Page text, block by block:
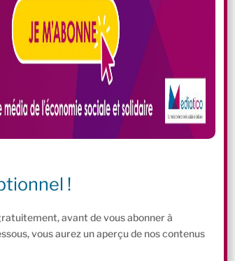
!
avant de vous abonner à
vous aurez un aperçu de nos contenus